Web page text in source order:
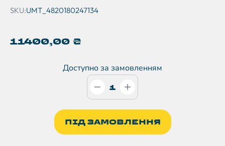
SKU:UMT_4820180247134
11400,00 ₴
Доступно за замовленням
ПІД ЗАМОВЛЕННЯ